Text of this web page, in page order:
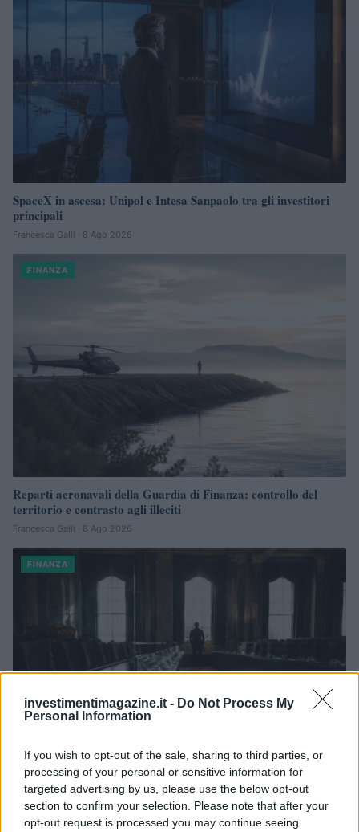
investimentimagazine.it - Do Not Process My
Personal Information
If you wish to opt-out of the sale, sharing to third parties, or
processing of your personal or sensitive information for
targeted advertising by us, please use the below opt-out
section to confirm your selection. Please note that after your
opt-out request is processed you may continue seeing
SpaceX in ascesa: Unipol e Intesa Sanpaolo tra gli investitori
principali
Francesca Galli · 8 Ago 2026
FINANZA
Reparti aeronavali della Guardia di Finanza: controllo del
territorio e contrasto agli illeciti
Francesca Galli · 8 Ago 2026
FINANZA
Governo e opposizione in contrasto: le accuse di Conte sulle
mascherine contraffatte
Francesca Galli · 7 Ago 2026